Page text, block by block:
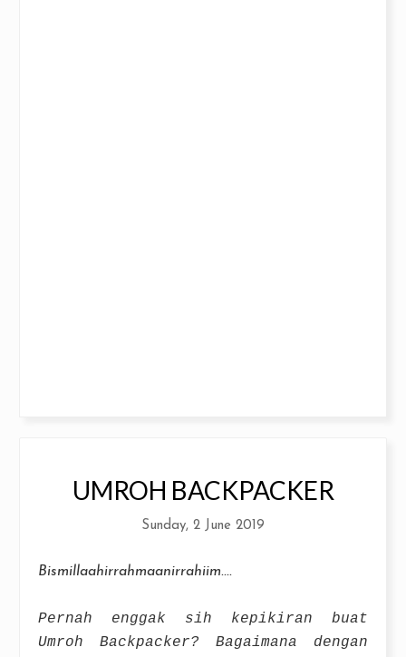
UMROH BACKPACKER
Sunday, 2 June 2019
Bismillaahirrahmaanirrahiim....
Pernah enggak sih kepikiran buat
Umroh Backpacker? Bagaimana dengan